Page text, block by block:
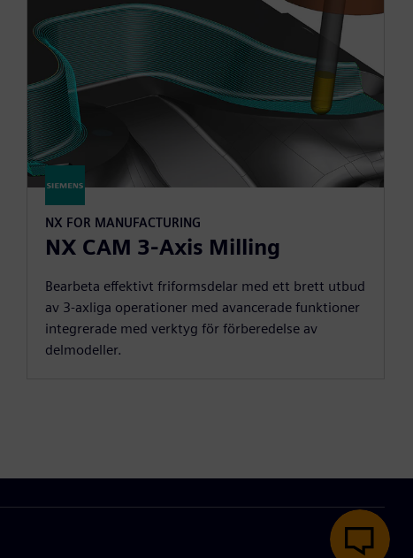
NX FOR MANUFACTURING
NX CAM 3-Axis Milling
Bearbeta effektivt friformsdelar med ett brett utbud
av 3-axliga operationer med avancerade funktioner
integrerade med verktyg för förberedelse av
delmodeller.